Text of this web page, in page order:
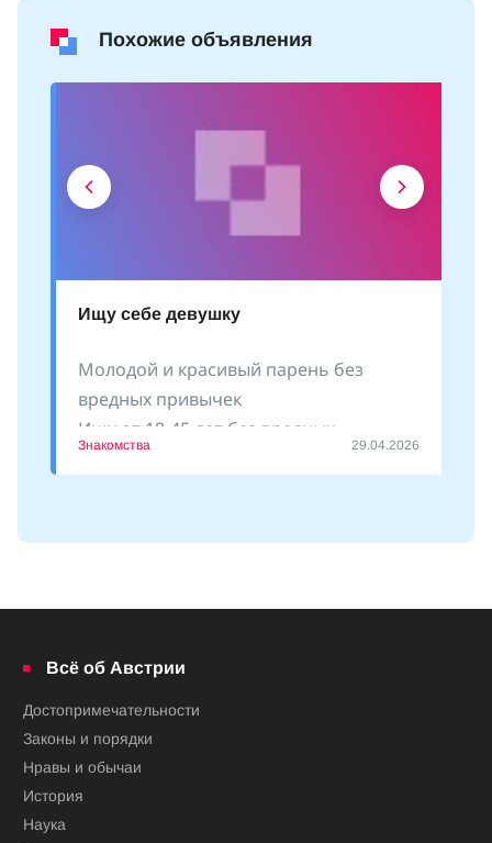
Похожие объявления
Ищу себе девушку
Молодой и красивый парень без
вредных привычек
Ищу от 18-45 лет без вредных
привычек
Знакомства 29.04.2026
Всё об Австрии
Достопримечательности
Законы и порядки
Нравы и обычаи
История
Наука